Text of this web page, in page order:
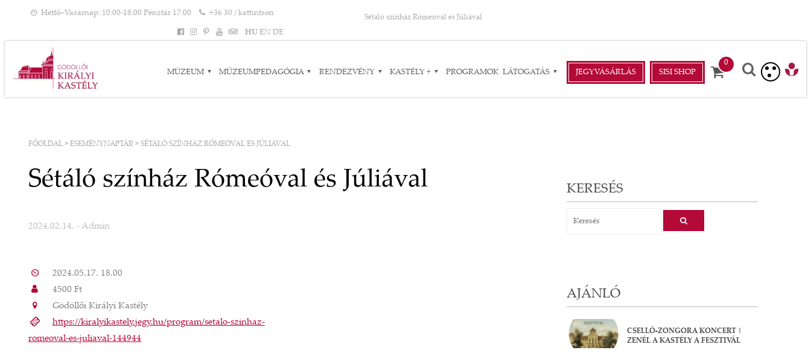
Hétfő–Vasárnap: 10:00-18:00 Pénztár 17:00 +36 30 / kattintson
Sétáló színház Rómeóval és Júliával
HU EN DE
MÚZEUM MÚZEUMPEDAGÓGIA RENDEZVÉNY KASTÉLY + PROGRAMOK LÁTOGATÁS JEGYVÁSÁRLÁS SISI SHOP
FŐOLDAL > ESEMÉNYNAPTÁR > SÉTÁLÓ SZÍNHÁZ RÓMEÓVAL ÉS JÚLIÁVAL
Sétáló színház Rómeóval és Júliával
2024.02.14. - Admin
2024.05.17. 18.00
4500 Ft
Gödöllői Királyi Kastély
https://kiralyikastely.jegy.hu/program/setalo-szinhaz-
romeoval-es-juliaval-144944
KERESÉS
AJÁNLÓ
CSELLÓ-ZONGORA KONCERT |
ZENÉL A KASTÉLY A FESZTIVÁL